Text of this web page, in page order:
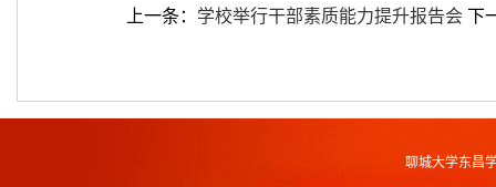
上一条： 学校举行干部素质能力提升报告会 下
聊城大学东昌